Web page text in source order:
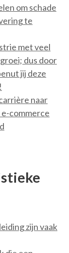
om schade
te
met veel
dus door
jij deze
naar
commerce
zijn vaak